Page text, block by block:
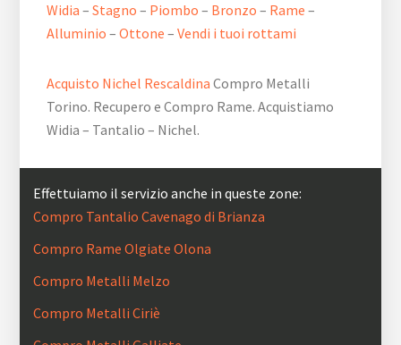
Widia –Stagno – Piombo – Bronzo – Rame –
Alluminio –Ottone –Vendi i tuoi rottami
Acquisto Nichel Rescaldina Compro Metalli
Torino. Recupero e Compro Rame. Acquistiamo
Widia – Tantalio – Nichel.
Effettuiamo il servizio anche in queste zone:
Compro Tantalio Cavenago di Brianza
Compro Rame Olgiate Olona
Compro Metalli Melzo
Compro Metalli Ciriè